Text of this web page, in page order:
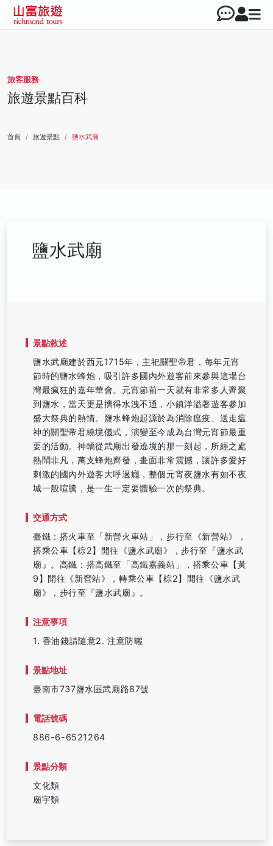
旅客服務
旅遊景點百科
首頁 旅遊景點 鹽水武廟
鹽水武廟
景點敘述
鹽水武廟建於西元1715年，主祀關聖帝君，每年元宵
節時的鹽水蜂炮，吸引許多國內外遊客前來參與這場台
灣最瘋狂的嘉年華會。元宵節前一天就有非常多人齊聚
到鹽水，當天更是擠得水洩不通，小鎮洋溢著遊客參加
盛大祭典的熱情。鹽水蜂炮起源於為消除瘟疫、送走瘟
神的關聖帝君繞境儀式，演變至今成為台灣元宵節最重
要的活動。神轎從武廟出發遶境的那一刻起，所經之處
熱鬧非凡，萬支蜂炮齊發，畫面非常震撼，讓許多愛好
刺激的國內外遊客大呼過癮，整個元宵夜鹽水有如不夜
城一般喧騰，是一生一定要體驗一次的祭典。
交通方式
臺鐵：搭火車至「新營火車站」，步行至《新營站》，
搭乘公車【棕2】開往《鹽水武廟》，步行至『鹽水武
廟』。高鐵：搭高鐵至「高鐵嘉義站」，搭乘公車【黃
9】開往《新營站》，轉乘公車【棕2】開往《鹽水武
廟》，步行至『鹽水武廟』。
注意事項
1. 香油錢請隨意2. 注意防曬
景點地址
臺南市737鹽水區武廟路87號
電話號碼
886-6-6521264
景點分類
文化類
廟宇類